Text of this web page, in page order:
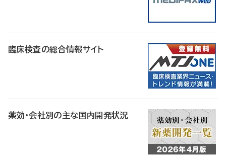
臨床検査の総合情報サイト
薬効・会社別の主な国内開発状況